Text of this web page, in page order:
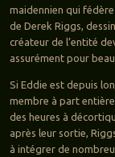
maidennien qui
de Derek Riggs,
créateur de l’entité
assurément pour
Si Eddie est depuis
membre à part
des heures à
après leur sortie,
à intégrer de